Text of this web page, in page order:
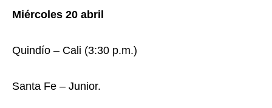
Miércoles 20 abril
Quindío – Cali (3:30 p.m.)
Santa Fe – Junior.